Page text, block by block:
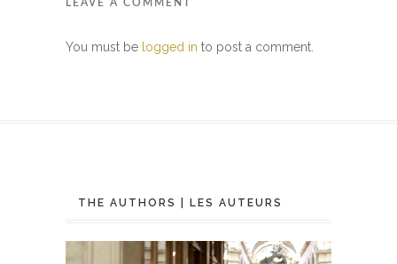
LEAVE A COMMENT
You must be logged in to post a comment.
THE AUTHORS | LES AUTEURS